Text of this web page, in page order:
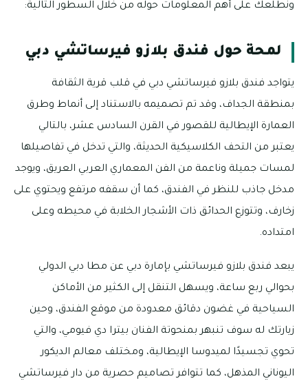
ونطلعك على أهم المعلومات حوله من خلال السطور التالية:
لمحة حول فندق بلازو فيرساتشي دبي
يتواجد فندق بلازو فيرساتشي دبي في قلب قرية الثقافة
بمنطقة الجداف، وقد تم تصميمه بالاستناد إلى أنماط وطرق
العمارة الإيطالية للقصور في القرن السادس عشر، بالتالي
يعتبر من التحف الكلاسيكية الحديثة، والتي تدخل في تفاصيلها
لمسات جميلة وناعمة من الفن المعماري العربي العريق، ويوجد
مدخل جاذب للنظر في الفندق، كما أن سقفه مرتفع ويحتوي على
زخارف، وتتوزع الحدائق ذات الأشجار الخلابة في محيطه وعلى
امتداده.
يبعد فندق بلازو فيرساتشي بإمارة دبي عن مطا دبي الدولي
بحوالي ربع ساعة، ويسهل التنقل إلى الكثير من الأماكن
السياحية في غضون دقائق معدودة من موقع الفندق، وحين
زيارتك له سوف تنبهر بمنحوتة الفنان بيترا دي فيومي، والتي
تحوي تجسيدًا لميدوسا الإيطالية، ومختلف معالم الديكور
اليوناني المذهل، كما تتوافر تصاميم حصرية من دار فيرساتشي